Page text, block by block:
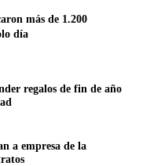
más de 1.200
día
regalos de fin de año
a empresa de la